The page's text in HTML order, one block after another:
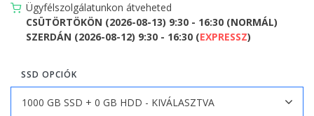
Ügyfélszolgálatunkon átveheted
CSÜTÖRTÖKÖN (2026-08-13) 9:30 - 16:30 (NORMÁL)
SZERDÁN (2026-08-12) 9:30 - 16:30 (EXPRESSZ)
SSD OPCIÓK